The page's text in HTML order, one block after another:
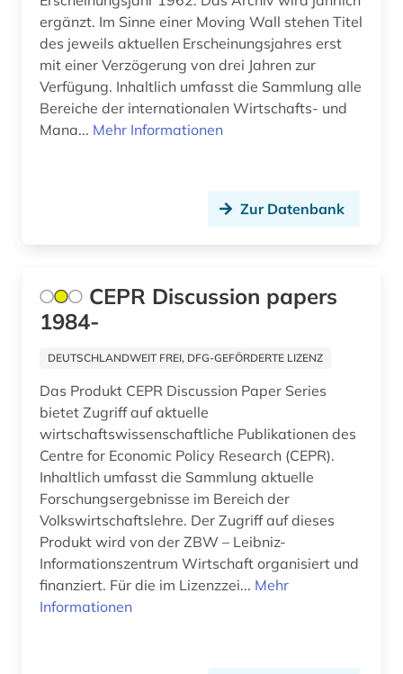
ergänzt. Im Sinne einer Moving Wall stehen Titel
des jeweils aktuellen Erscheinungsjahres erst
mit einer Verzögerung von drei Jahren zur
Verfügung. Inhaltlich umfasst die Sammlung alle
Bereiche der internationalen Wirtschafts- und
Mana... Mehr Informationen
Zur Datenbank
CEPR Discussion papers
1984-
DEUTSCHLANDWEIT FREI, DFG-GEFÖRDERTE LIZENZ
Das Produkt CEPR Discussion Paper Series
bietet Zugriff auf aktuelle
wirtschaftswissenschaftliche Publikationen des
Centre for Economic Policy Research (CEPR).
Inhaltlich umfasst die Sammlung aktuelle
Forschungsergebnisse im Bereich der
Volkswirtschaftslehre. Der Zugriff auf dieses
Produkt wird von der ZBW – Leibniz-
Informationszentrum Wirtschaft organisiert und
finanziert. Für die im Lizenzzei... Mehr
Informationen